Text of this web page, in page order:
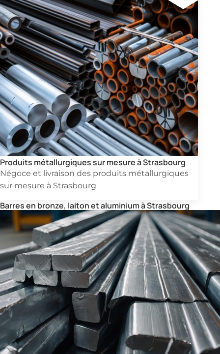
Produits métallurgiques sur mesure à Strasbourg
Négoce et livraison des produits métallurgiques
sur mesure à Strasbourg
Barres en bronze, laiton et aluminium à Strasbourg